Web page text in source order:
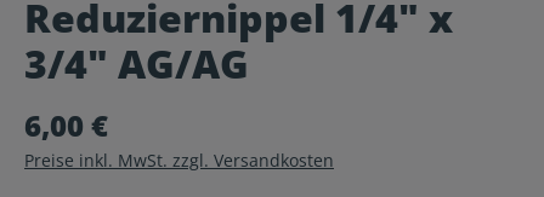
Durchschnittliche Bewertung von 0 von 5 Sternen
Reduziernippel 1/4" x
3/4" AG/AG
6,00 €
Preise inkl. MwSt. zzgl. Versandkosten